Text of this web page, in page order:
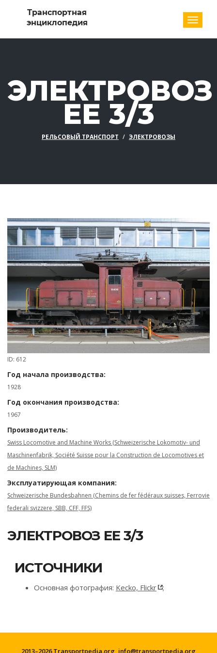
ЭЛЕКТРОВОЗ
EE 3/3
РЕЛЬСОВЫЙ ТРАНСПОРТ ЭЛЕКТРОВОЗЫ
ID: 612
Год начала производства:
1928
Год окончания производства:
1967
Производитель:
Swiss Locomotive and Machine Works (Schweizerische Lokomotiv- und
Maschinenfabrik, Société Suisse pour la Construction de Locomotives et
de Machines, SLM)
Эксплуатирующая компания:
Schweizerische Bundesbahnen (Chemins de fer fédéraux suisses, Ferrovie
federali svizzere, SBB, CFF, FFS)
ЭЛЕКТРОВОЗ EE 3/3
ИСТОЧНИКИ
Основная фотография: Kecko, Flickr ;
2013–2026 Transportpedia.org, info@transportpedia.org